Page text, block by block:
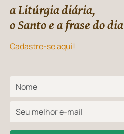
a Litúrgia diária,
o Santo e a frase do dia
Cadastre-se aqui!